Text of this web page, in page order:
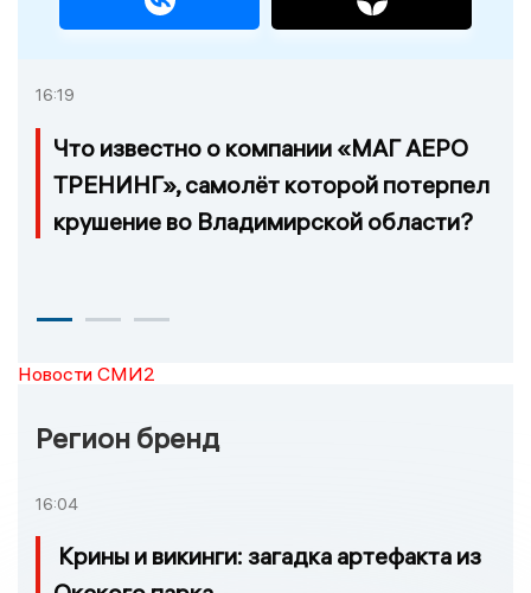
16:19
Что известно о компании «МАГ АЕРО
ТРЕНИНГ», самолёт которой потерпел
крушение во Владимирской области?
Новости СМИ2
Регион бренд
16:04
Крины и викинги: загадка артефакта из